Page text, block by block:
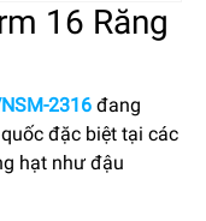
16 Răng
2316 đang
đặc biệt tại các
hạt như đậu